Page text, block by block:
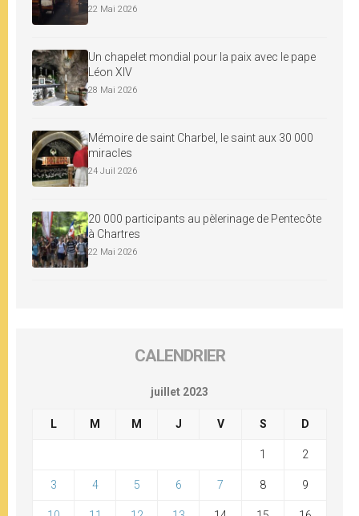
22 Mai 2026
Un chapelet mondial pour la paix avec le pape
Léon XIV
28 Mai 2026
Mémoire de saint Charbel, le saint aux 30 000
miracles
24 Juil 2026
20 000 participants au pèlerinage de Pentecôte
à Chartres
22 Mai 2026
CALENDRIER
juillet 2023
L M M J V S D
1 2
3 4 5 6 7 8 9